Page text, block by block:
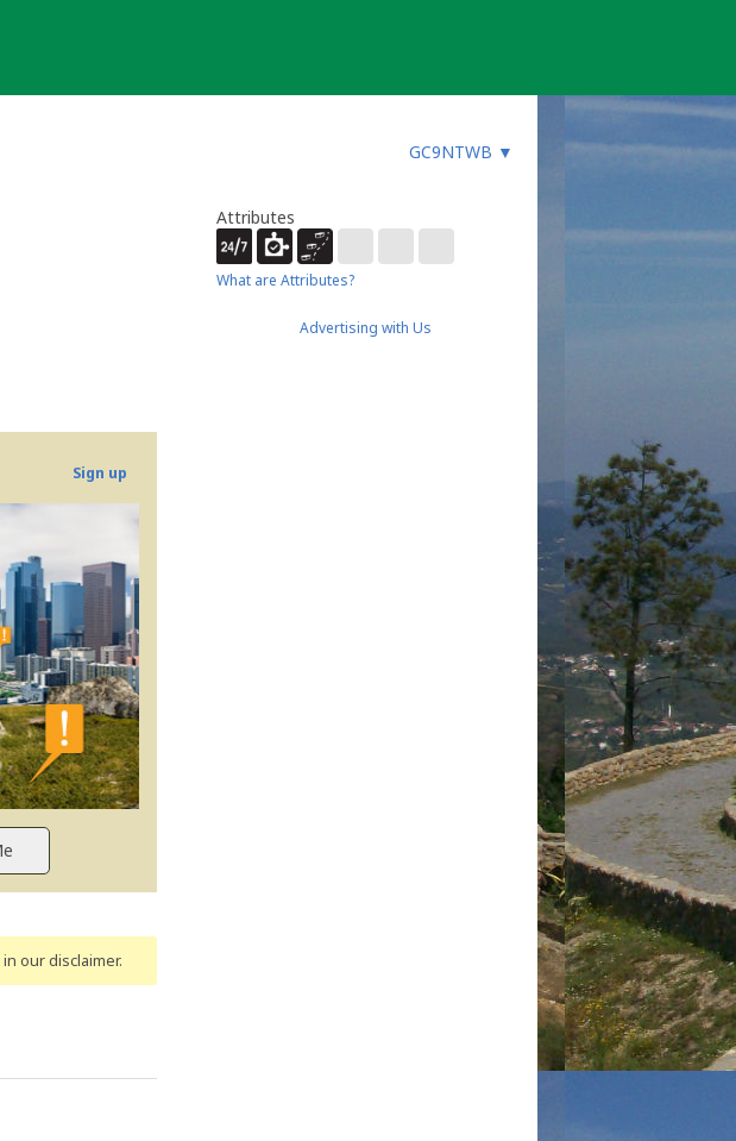
GC9NTWB ▼
Sign up
in our disclaimer.
Attributes
What are Attributes?
Advertising with Us